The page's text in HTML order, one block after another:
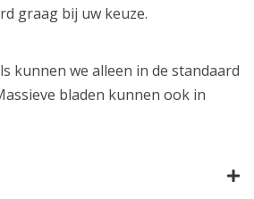
graag bij uw keuze.
kunnen we alleen in de standaard
bladen kunnen ook in